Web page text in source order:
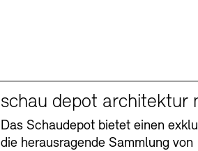
schau depot architektur
Das Schaudepot bietet einen
die herausragende Sammlung von